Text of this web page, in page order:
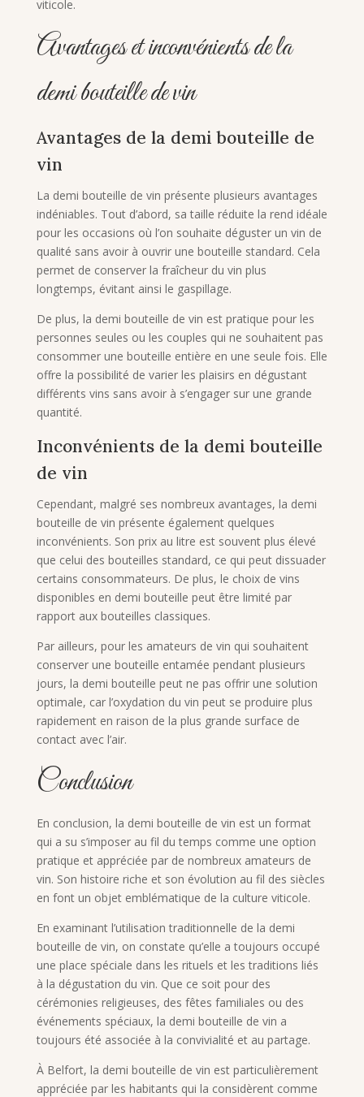
viticole.
Avantages et inconvénients de la
demi bouteille de vin
Avantages de la demi bouteille de
vin
La demi bouteille de vin présente plusieurs avantages
indéniables. Tout d’abord, sa taille réduite la rend idéale
pour les occasions où l’on souhaite déguster un vin de
qualité sans avoir à ouvrir une bouteille standard. Cela
permet de conserver la fraîcheur du vin plus
longtemps, évitant ainsi le gaspillage.
De plus, la demi bouteille de vin est pratique pour les
personnes seules ou les couples qui ne souhaitent pas
consommer une bouteille entière en une seule fois. Elle
offre la possibilité de varier les plaisirs en dégustant
différents vins sans avoir à s’engager sur une grande
quantité.
Inconvénients de la demi bouteille
de vin
Cependant, malgré ses nombreux avantages, la demi
bouteille de vin présente également quelques
inconvénients. Son prix au litre est souvent plus élevé
que celui des bouteilles standard, ce qui peut dissuader
certains consommateurs. De plus, le choix de vins
disponibles en demi bouteille peut être limité par
rapport aux bouteilles classiques.
Par ailleurs, pour les amateurs de vin qui souhaitent
conserver une bouteille entamée pendant plusieurs
jours, la demi bouteille peut ne pas offrir une solution
optimale, car l’oxydation du vin peut se produire plus
rapidement en raison de la plus grande surface de
contact avec l’air.
Conclusion
En conclusion, la demi bouteille de vin est un format
qui a su s’imposer au fil du temps comme une option
pratique et appréciée par de nombreux amateurs de
vin. Son histoire riche et son évolution au fil des siècles
en font un objet emblématique de la culture viticole.
En examinant l’utilisation traditionnelle de la demi
bouteille de vin, on constate qu’elle a toujours occupé
une place spéciale dans les rituels et les traditions liés
à la dégustation du vin. Que ce soit pour des
cérémonies religieuses, des fêtes familiales ou des
événements spéciaux, la demi bouteille de vin a
toujours été associée à la convivialité et au partage.
À Belfort, la demi bouteille de vin est particulièrement
appréciée par les habitants qui la considèrent comme